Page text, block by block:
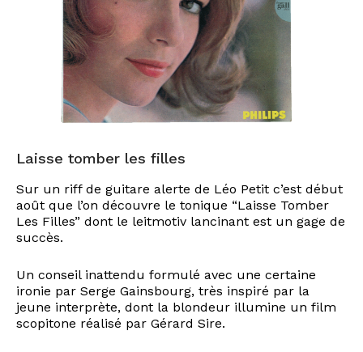
Laisse tomber les filles
Sur un riff de guitare alerte de Léo Petit c’est début
août que l’on découvre le tonique “Laisse Tomber
Les Filles” dont le leitmotiv lancinant est un gage de
succès.
Un conseil inattendu formulé avec une certaine
ironie par Serge Gainsbourg, très inspiré par la
jeune interprète, dont la blondeur illumine un film
scopitone réalisé par Gérard Sire.